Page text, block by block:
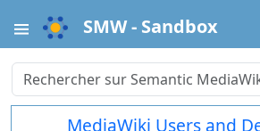
SMW - Sandbox
MediaWiki Users and